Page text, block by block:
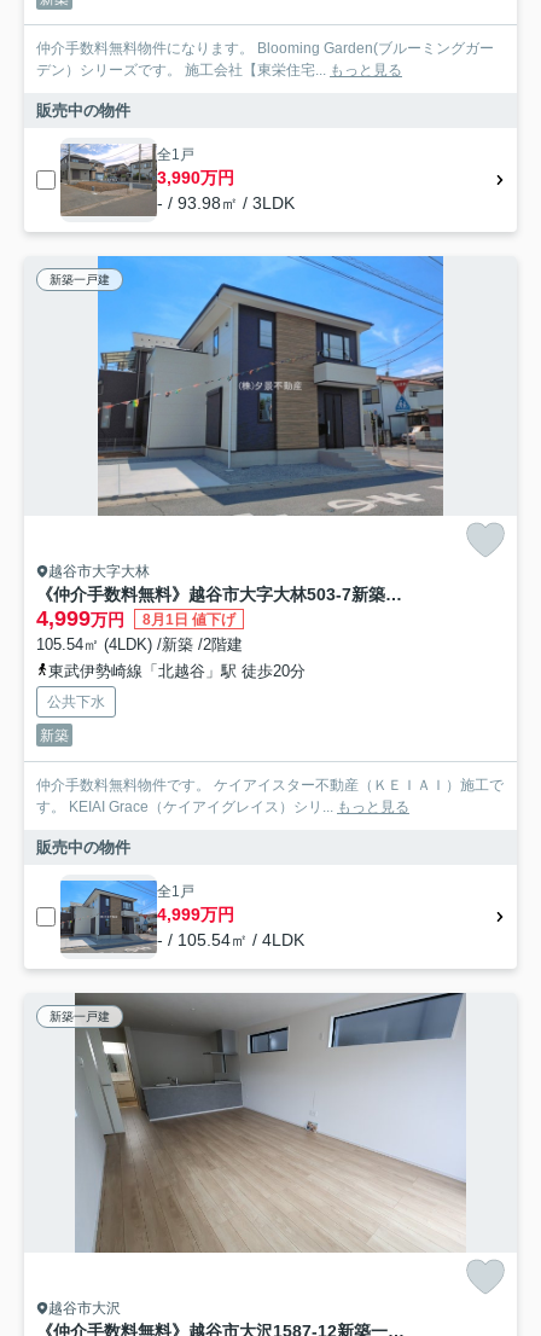
仲介手数料無料物件になります。 Blooming Garden(ブルーミングガー
デン）シリーズです。 施工会社【東栄住宅... もっと見る
販売中の物件
全1戸
3,990万円
- / 93.98㎡ / 3LDK
新築一戸建
越谷市大字大林
《仲介手数料無料》越谷市大字大林503-7新築一戸建てケイアイグレイス
4,999万円 8月1日 値下げ
105.54㎡ (4LDK) /新築 /2階建
東武伊勢崎線「北越谷」駅 徒歩20分
公共下水
新築
仲介手数料無料物件です。 ケイアイスター不動産（ＫＥＩＡＩ）施工で
す。 ‎KEIAI Grace（ケイアイグレイス）シリ... もっと見る
販売中の物件
全1戸
4,999万円
- / 105.54㎡ / 4LDK
新築一戸建
越谷市大沢
《仲介手数料無料》越谷市大沢1587-12新築一戸建てケイアイグレイス